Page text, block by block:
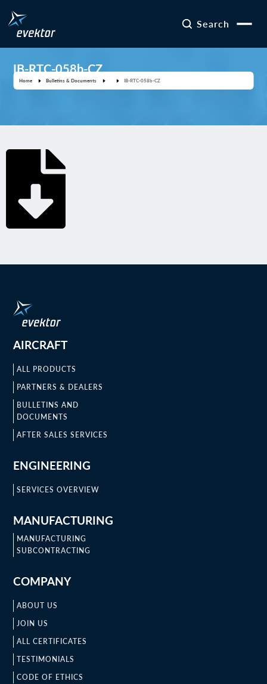
Search
IB-RTC-058b-CZ
Home Bulletins & Documents IB-RTC-058b-CZ
AIRCRAFT
ALL PRODUCTS
PARTNERS & DEALERS
BULLETINS AND
DOCUMENTS
AFTER SALES SERVICES
ENGINEERING
SERVICES OVERVIEW
MANUFACTURING
MANUFACTURING
SUBCONTRACTING
COMPANY
ABOUT US
JOIN US
ALL CERTIFICATES
TESTIMONIALS
CODE OF ETHICS